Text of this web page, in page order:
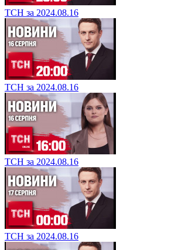
ТСН за 2024.08.16
ТСН за 2024.08.16
ТСН за 2024.08.16
ТСН за 2024.08.16